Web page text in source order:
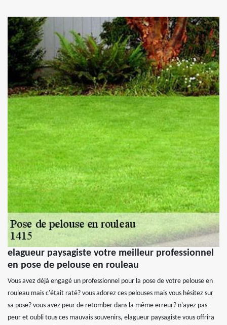
elagueur paysagiste votre meilleur professionnel
en pose de pelouse en rouleau
Vous avez déjà engagé un professionnel pour la pose de votre pelouse en
rouleau mais c'était raté? vous adorez ces pelouses mais vous hésitez sur
sa pose? vous avez peur de retomber dans la même erreur? n'ayez pas
peur et oubli tous ces mauvais souvenirs, elagueur paysagiste vous offrira